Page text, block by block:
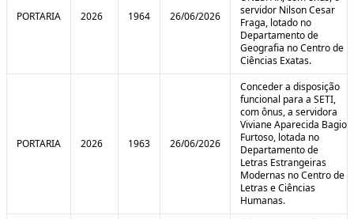
PORTARIA 2026 1964 26/06/2026
servidor Nilson Cesar
Fraga, lotado no
Departamento de
Geografia no Centro de
Ciências Exatas.
PORTARIA 2026 1963 26/06/2026
Conceder a disposição
funcional para a SETI,
com ônus, a servidora
Viviane Aparecida Bagio
Furtoso, lotada no
Departamento de
Letras Estrangeiras
Modernas no Centro de
Letras e Ciências
Humanas.